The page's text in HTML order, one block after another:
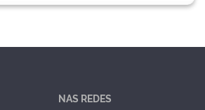
NAS REDES